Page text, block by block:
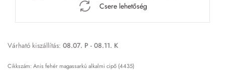
Csere lehetőség
Várható kiszállítás: 08.07. P - 08.11. K
Anis fehér magassarkú alkalmi cipő (4435)